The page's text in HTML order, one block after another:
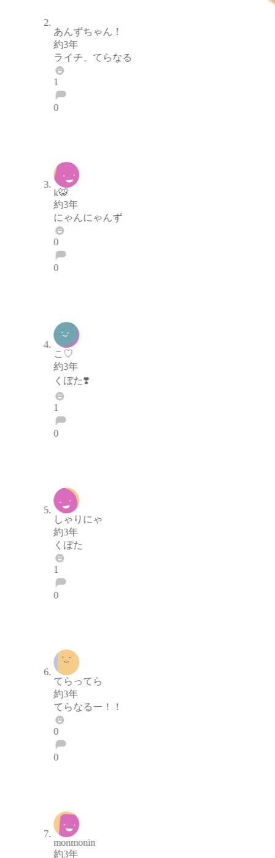
あんずちゃん！
約3年
ライチ、てらなる
1
0
k🐯
約3年
にゃんにゃんず
0
0
こ♡
約3年
くぼた❣️
1
0
しゃりにゃ
約3年
くぼた
1
0
てらってら
約3年
てらなるー！！
0
0
monmonin
約3年